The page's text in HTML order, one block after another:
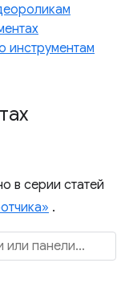
инструментам
в серии статей
.